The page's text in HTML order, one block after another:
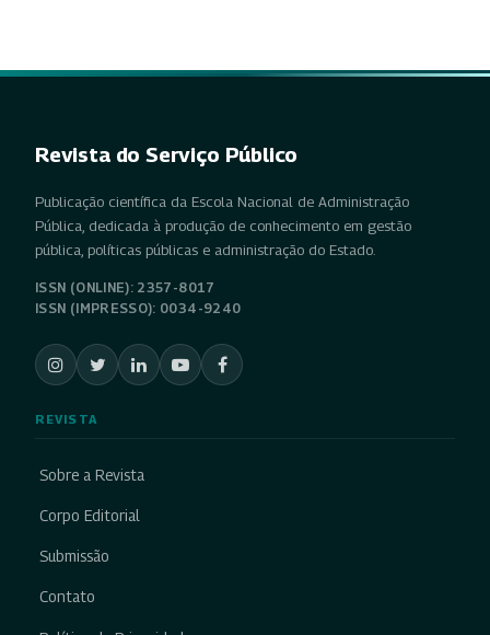
Revista do Serviço Público
Publicação científica da Escola Nacional de Administração
Pública, dedicada à produção de conhecimento em gestão
pública, políticas públicas e administração do Estado.
ISSN (ONLINE): 2357-8017
ISSN (IMPRESSO): 0034-9240
REVISTA
Sobre a Revista
Corpo Editorial
Submissão
Contato